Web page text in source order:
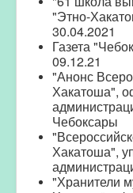
"Этно-
30.04.2021
Газета
09.12.21
"Анонс
Хакатоша",
Чебоксары
"
Хакатоша",
"Хранители